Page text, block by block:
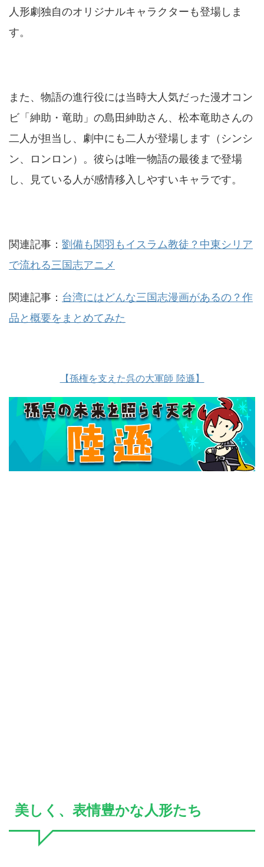
人形劇独自のオリジナルキャラクターも登場しま
す。
また、物語の進行役には当時大人気だった漫才コン
ビ「紳助・竜助」の島田紳助さん、松本竜助さんの
二人が担当し、劇中にも二人が登場します（シンシ
ン、ロンロン）。彼らは唯一物語の最後まで登場
し、見ている人が感情移入しやすいキャラです。
関連記事： 劉備も関羽もイスラム教徒？中東シリア
で流れる三国志アニメ
関連記事： 台湾にはどんな三国志漫画があるの？作
品と概要をまとめてみた
【孫権を支えた呉の大軍師 陸遜】
美しく、表情豊かな人形たち